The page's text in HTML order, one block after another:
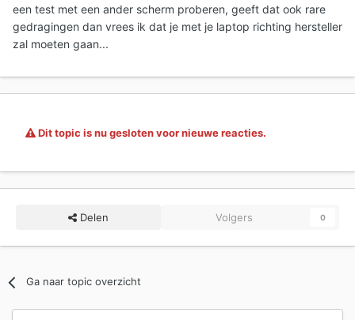
een test met een ander scherm proberen, geeft dat ook rare
gedragingen dan vrees ik dat je met je laptop richting hersteller
zal moeten gaan...
Dit topic is nu gesloten voor nieuwe reacties.
Delen Volgers 0
Ga naar topic overzicht